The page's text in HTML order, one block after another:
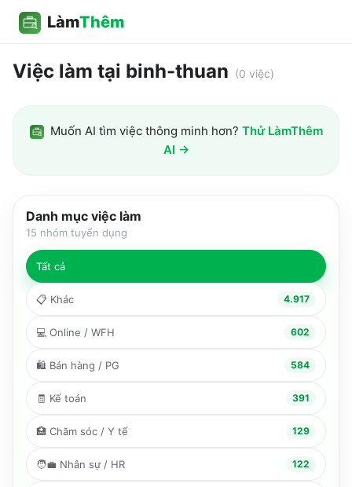
LàmThêm
Việc làm tại binh-thuan (0 việc)
Muốn AI tìm việc thông minh hơn? Thử LàmThêm
AI →
Danh mục việc làm
15 nhóm tuyển dụng
Tất cả
📋 Khác 4.917
💻 Online / WFH 602
🛍️ Bán hàng / PG 584
🧾 Kế toán 391
🏥 Chăm sóc / Y tế 129
🧑‍💼 Nhân sự / HR 122